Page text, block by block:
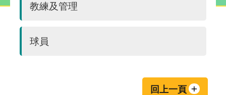
教練及管理
球員
回上一頁